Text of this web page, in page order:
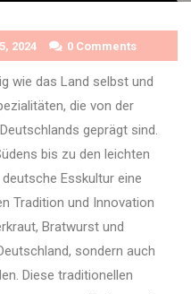
2024 0 Comments
wie das Land selbst und
die von der
geprägt sind.
bis zu den leichten
Esskultur eine
Tradition und Innovation
Bratwurst und
sondern auch
Diese traditionellen